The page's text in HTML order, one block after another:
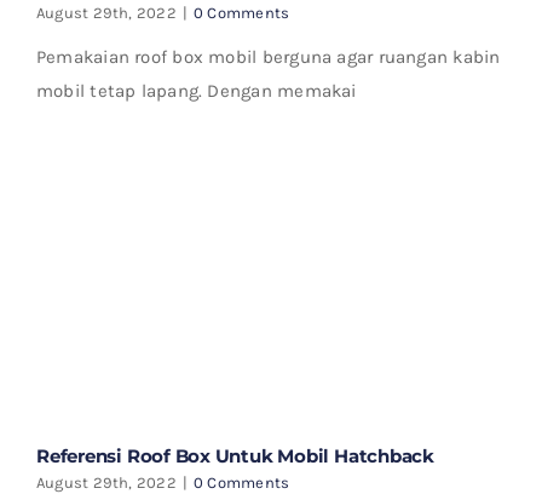
August 29th, 2022 | 0 Comments
Pemakaian roof box mobil berguna agar ruangan kabin
mobil tetap lapang. Dengan memakai
Referensi Roof Box Untuk Mobil Hatchback
August 29th, 2022 | 0 Comments